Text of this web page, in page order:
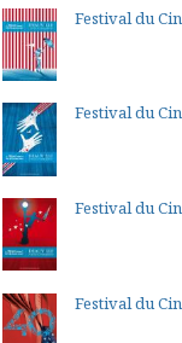
Festival du
Festival du
Festival du
Festival du